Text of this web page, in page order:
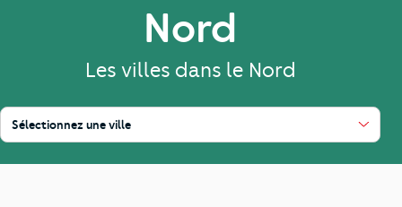
Nord
Les villes dans le Nord
Sélectionnez une ville